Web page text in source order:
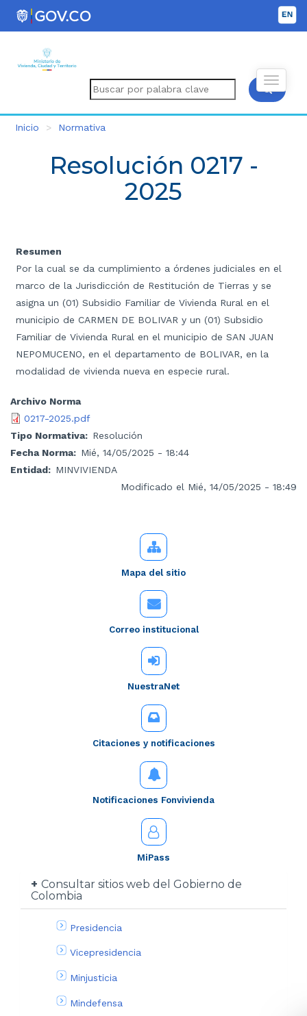
Inicio Normativa
Resolución 0217 -
2025
Resumen
Por la cual se da cumplimiento a órdenes judiciales en el
marco de la Jurisdicción de Restitución de Tierras y se
asigna un (01) Subsidio Familiar de Vivienda Rural en el
municipio de CARMEN DE BOLIVAR y un (01) Subsidio
Familiar de Vivienda Rural en el municipio de SAN JUAN
NEPOMUCENO, en el departamento de BOLIVAR, en la
modalidad de vivienda nueva en especie rural.
Archivo Norma
0217-2025.pdf
Tipo Normativa
Resolución
Fecha Norma
Mié, 14/05/2025 - 18:44
Entidad
MINVIVIENDA
Modificado el Mié, 14/05/2025 - 18:49
Mapa del sitio
Correo institucional
NuestraNet
Citaciones y notificaciones
Notificaciones Fonvivienda
MiPass
Consultar sitios web del Gobierno de
Colombia
Presidencia
Vicepresidencia
Minjusticia
Mindefensa